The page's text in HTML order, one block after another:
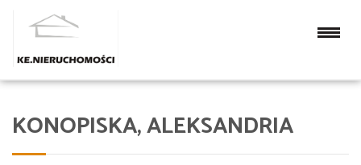
KONOPISKA, ALEKSANDRIA